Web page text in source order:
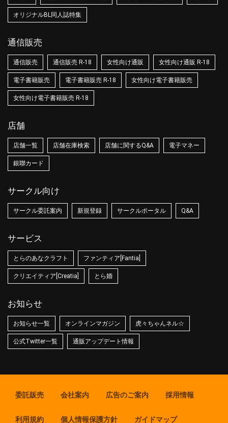
オリジナルBL同人誌特集
通信販売
通信販売 通信販売 R-18 女性向け通販 女性向け通販 R-18
電子書籍販売 電子書籍販売 R-18 女性向け電子書籍販売
女性向け電子書籍販売 R-18
店舗
店舗一覧 店舗在庫検索 店舗に関するQ&A 電子マネー
銀聯カード
サークル向け
サークル委託案内 新規登録 サークルポータル Q&A
サービス
とらのあなクラフト ファンティア[Fantia]
クリエイティア[Creatia] とら婚
お知らせ
お知らせ一覧 オンラインマガジン 虎々ちゃんネル☆
公式Twitter一覧 通販アップデート情報
委託販売 会社案内 広告のご案内 採用情報
利用規約 個人情報保護方針 ガイドマップ